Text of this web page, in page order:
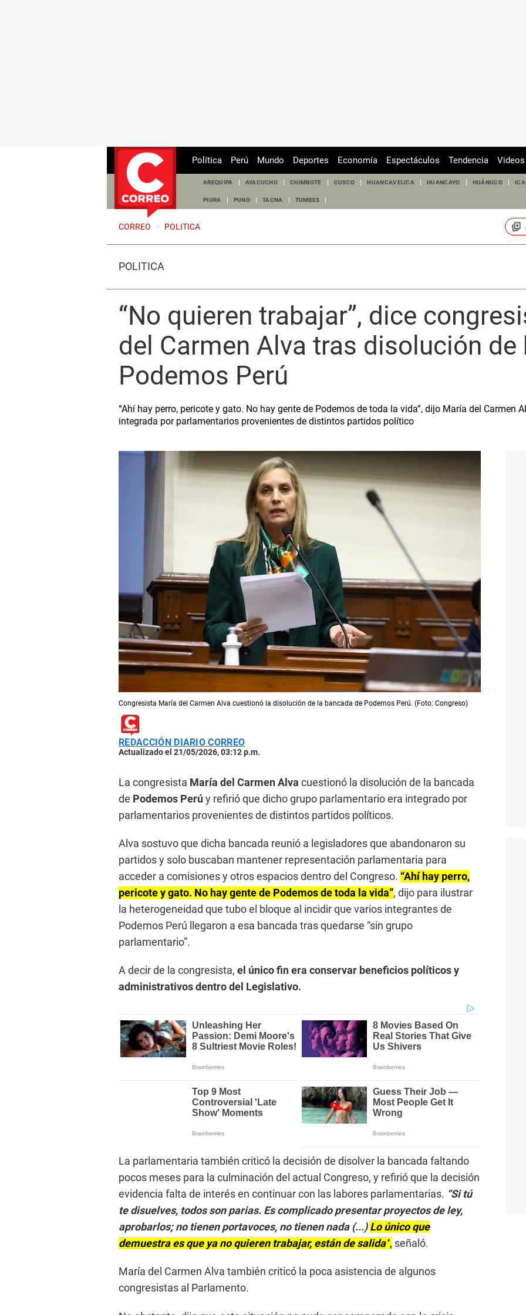
Política Perú Mundo Deportes Economía Espectáculos Tendencia Videos
AREQUIPA AYACUCHO CHIMBOTE CUSCO HUANCAVELICA HUANCAYO HUÁNUCO ICA
PIURA PUNO TACNA TUMBES
CORREO > POLITICA
POLÍTICA
“No quieren trabajar”, dice
del Carmen Alva tras disolución de
Podemos Perú
“Ahí hay perro, pericote y gato. No hay gente de Podemos de toda la vida”, dijo María del Carmen
integrada por parlamentarios provenientes de distintos partidos político
Congresista María del Carmen Alva cuestionó la disolución de la bancada de Podemos Perú. (Foto: Congreso)
REDACCIÓN DIARIO CORREO
Actualizado el 21/05/2026, 03:12 p.m.
La congresista María del Carmen Alva cuestionó la disolución de la bancada
de Podemos Perúy refirió que dicho grupo parlamentario era integrado por
parlamentarios provenientes de distintos partidos políticos.
Alva sostuvo que dicha bancada reunió a legisladores que abandonaron su
partidos y solo buscaban mantener representación parlamentaria para
acceder a comisiones y otros espacios dentro del Congreso. “Ahí hay perro,
pericote y gato. No hay gente de Podemos de toda la vida”, dijo para ilustrar
la heterogeneidad que tubo el bloque al incidir que varios integrantes de
Podemos Perú llegaron a esa bancada tras quedarse “sin grupo
parlamentario”.
A decir de la congresista, el único fin era conservar beneficios políticos y
administrativos dentro del Legislativo.
La parlamentaria también criticó la decisión de disolver la bancada faltando
pocos meses para la culminación del actual Congreso, y refirió que la decisión
evidencia falta de interés en continuar con las labores parlamentarias. “Si tú
te disuelves, todos son parias. Es complicado presentar proyectos de ley,
aprobarlos; no tienen portavoces, no tienen nada (...)Lo único que
demuestra es que ya no quieren trabajar, están de salida”, señaló.
María del Carmen Alva también criticó la poca asistencia de algunos
congresistas al Parlamento.